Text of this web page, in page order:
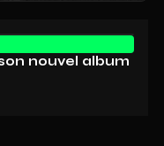
nouvel album